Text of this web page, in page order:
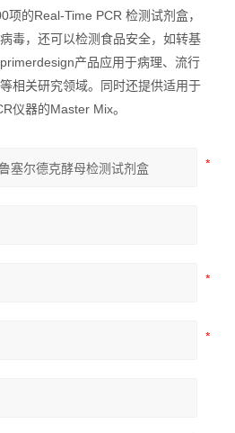
的Real-Time PCR 检测试剂盒，
毒，还可以检测食品安全，如转基
产品应用于病理、流行
相关研究领域。同时还提供适用于
仪器的Master Mix。